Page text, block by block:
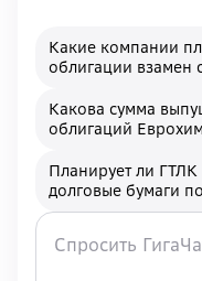
Какие компании
облигации взамен
Какова сумма
облигаций
Планирует ли
долговые бумаги